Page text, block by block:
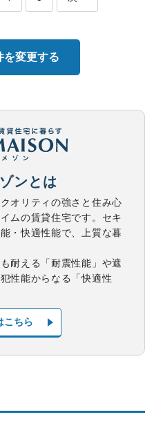
を変更する
ンとは
オリティの強さと住み心
ムの賃貸住宅です。セキ
・快適性能で、上質な暮
耐える「耐震性能」や遮
性能からなる「快適性
こちら